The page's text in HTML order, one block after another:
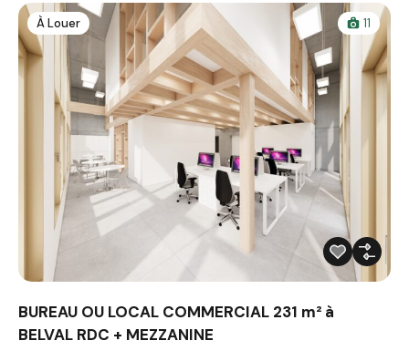
À Louer 11
BUREAU OU LOCAL COMMERCIAL 231 m² à
BELVAL RDC + MEZZANINE